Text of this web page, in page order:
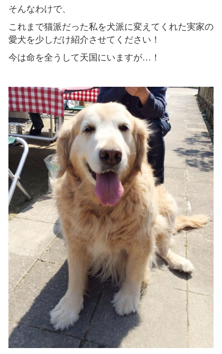
そんなわけで、
これまで猫派だった私を犬派に変えてくれた実家の
愛犬を少しだけ紹介させてください！
今は命を全うして天国にいますが…！